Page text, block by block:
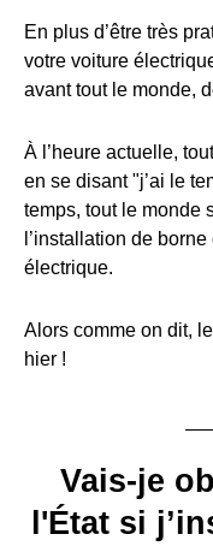
En plus d’être très
votre voiture
avant tout le monde,
À l’heure actuelle,
en se disant "j’ai le
temps, tout le monde
l’installation de
électrique.
Alors comme on dit,
hier !
Vais-je
l'État si